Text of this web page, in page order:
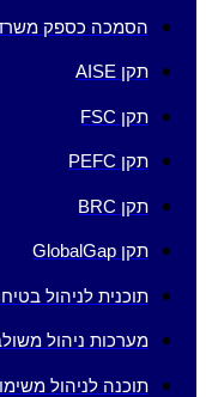
הסמכה כספק משרד
תקן AISE
תקן FSC
תקן PEFC
תקן BRC
תקן GlobalGap
תוכנית לניהול
מערכות ניהול
תוכנה לניהול